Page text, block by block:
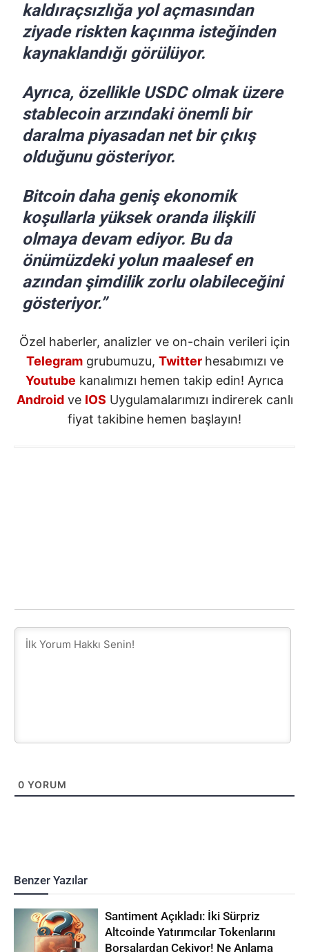
kaldıraçsızlığa yol açmasından
ziyade riskten kaçınma isteğinden
kaynaklandığı görülüyor.
Ayrıca, özellikle USDC olmak üzere
stablecoin arzındaki önemli bir
daralma piyasadan net bir çıkış
olduğunu gösteriyor.
Bitcoin daha geniş ekonomik
koşullarla yüksek oranda ilişkili
olmaya devam ediyor. Bu da
önümüzdeki yolun maalesef en
azından şimdilik zorlu olabileceğini
gösteriyor.”
Özel haberler, analizler ve on-chain verileri için
Telegramgrubumuzu, Twitter hesabımızı ve
Youtube kanalımızı hemen takip edin! Ayrıca
Androidve IOS Uygulamalarımızı indirerek canlı
fiyat takibine hemen başlayın!
0 YORUM
Benzer Yazılar
Santiment Açıkladı: İki Sürpriz
Altcoinde Yatırımcılar Tokenlarını
Borsalardan Çekiyor! Ne Anlama